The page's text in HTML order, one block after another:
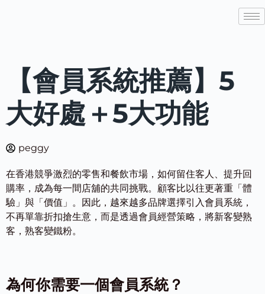
【會員系統推薦】5
大好處＋5大功能
peggy
在香港競爭激烈的零售和餐飲市場，如何留住客人、提升回
購率，成為每一間店舖的共同挑戰。顧客比以往更著重「體
驗」與「價值」。因此，越來越多品牌選擇引入會員系統，
不再單靠折扣搶生意，而是透過會員經營策略，將新客變熟
客，熟客變鐵粉。
為何你需要一個會員系統？